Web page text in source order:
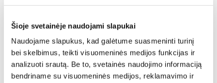
Šioje svetainėje naudojami slapukai
Naudojame slapukus, kad galėtume suasmeninti turinį
bei skelbimus, teikti visuomeninės medijos funkcijas ir
analizuoti srautą. Be to, svetainės naudojimo informaciją
bendriname su visuomeninės medijos, reklamavimo ir
Minkšti baldai -
jaukumas ir stilius jūsų
namuose